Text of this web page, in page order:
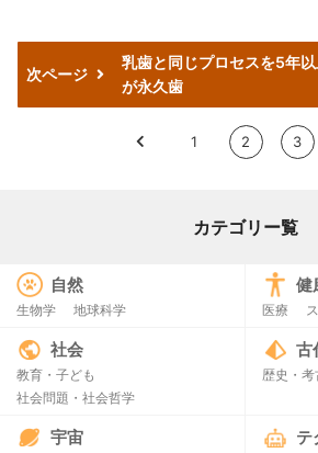
次ページ
乳歯と同じプロセスを5年
が永久歯
< 1 2 3
カテゴリー覧
自然
生物学 地球科学
健
医療
社会
教育・子ども
社会問題・社会哲学
古
歴史・考
宇宙 テ